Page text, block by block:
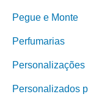
Pegue e Monte
Perfumarias
Personalizações
Personalizados